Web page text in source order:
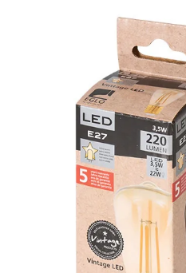
Afmetingen
Hoogte:
Diameter (cm):
Materiaal en kleur
Materiaal van armatuur:
Kleur van armatuur: